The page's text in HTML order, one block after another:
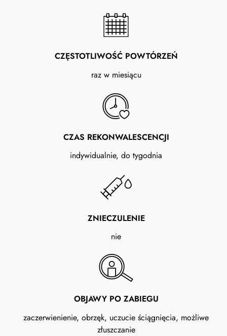
CZĘSTOTLIWOŚĆ POWTÓRZEŃ
raz w miesiącu
CZAS REKONWALESCENCJI
indywidualnie, do tygodnia
ZNIECZULENIE
nie
OBJAWY PO ZABIEGU
zaczerwienienie, obrzęk, uczucie ściągnięcia, możliwe
złuszczanie